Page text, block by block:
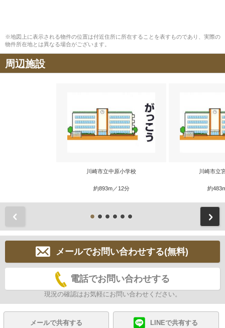
※地図上に表示される物件の位置は付近住所に所在することを表すものであり、実際の
物件所在地とは異なる場合がございます。
周辺施設
川崎市立中原小学校
約893m／12分
川崎市立
約
メールでお問い合わせする(無料)
電話でお問い合わせする
現況の確認はお気軽にお問い合わせください。
メールで共有する LINEで共有する